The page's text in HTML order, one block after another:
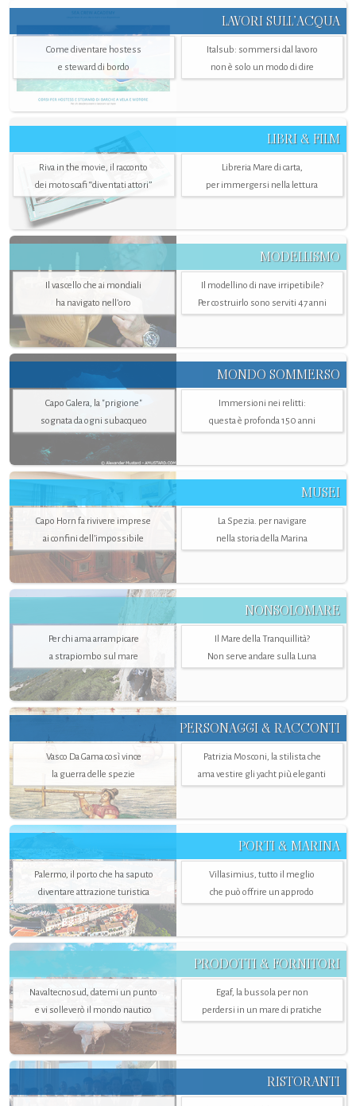
LAVORI SULL’ACQUA
Come diventare hostess
e steward di bordo
Italsub: sommersi dal lavoro
non è solo un modo di dire
LIBRI & FILM
Riva in the movie, il racconto
dei motoscafi “diventati attori”
Libreria Mare di carta,
per immergersi nella lettura
MODELLISMO
Il vascello che ai mondiali
ha navigato nell’oro
Il modellino di nave irripetibile?
Per costruirlo sono serviti 47 anni
MONDO SOMMERSO
Capo Galera, la "prigione"
sognata da ogni subacqueo
Immersioni nei relitti:
questa è profonda 150 anni
MUSEI
Capo Horn fa rivivere imprese
ai confini dell’impossibile
La Spezia. per navigare
nella storia della Marina
NONSOLOMARE
Per chi ama arrampicare
a strapiombo sul mare
Il Mare della Tranquillità?
Non serve andare sulla Luna
PERSONAGGI & RACCONTI
Vasco Da Gama così vince
la guerra delle spezie
Patrizia Mosconi, la stilista che
ama vestire gli yacht più eleganti
PORTI & MARINA
Palermo, il porto che ha saputo
diventare attrazione turistica
Villasimius, tutto il meglio
che può offrire un approdo
PRODOTTI & FORNITORI
Navaltecnosud, datemi un punto
e vi solleverò il mondo nautico
Egaf, la bussola per non
perdersi in un mare di pratiche
RISTORANTI